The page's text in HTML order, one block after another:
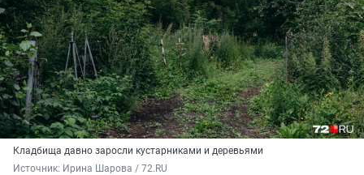
Кладбища давно заросли кустарниками и деревьями
Источник: Ирина Шарова / 72.RU